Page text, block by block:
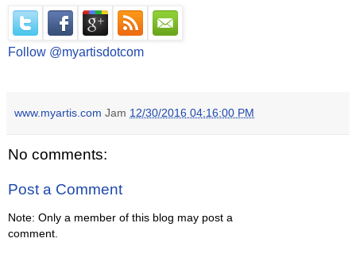
Follow @myartisdotcom
www.myartis.com Jam 12/30/2016 04:16:00 PM
No comments:
Post a Comment
Note: Only a member of this blog may post a
comment.